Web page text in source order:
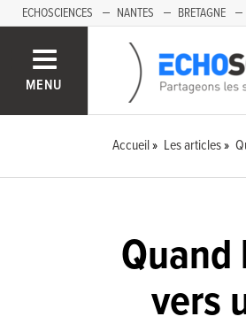
ECHOSCIENCES NANTES BRETAGNE
MENU
Accueil Les articles
vers